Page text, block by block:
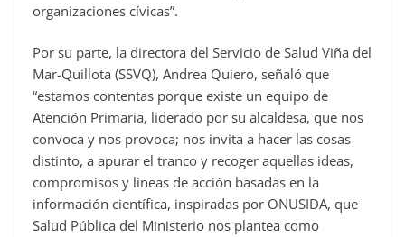
organizaciones cívicas”.
Por su parte, la directora del Servicio de Salud Viña del
Mar-Quillota (SSVQ), Andrea Quiero, señaló que
“estamos contentas porque existe un equipo de
Atención Primaria, liderado por su alcaldesa, que nos
convoca y nos provoca; nos invita a hacer las cosas
distinto, a apurar el tranco y recoger aquellas ideas,
compromisos y líneas de acción basadas en la
información científica, inspiradas por ONUSIDA, que
Salud Pública del Ministerio nos plantea como